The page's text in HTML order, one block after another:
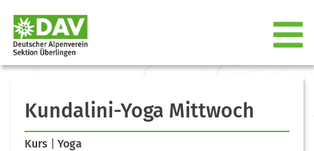
Kundalini-Yoga Mittwoch
Kurs Yoga